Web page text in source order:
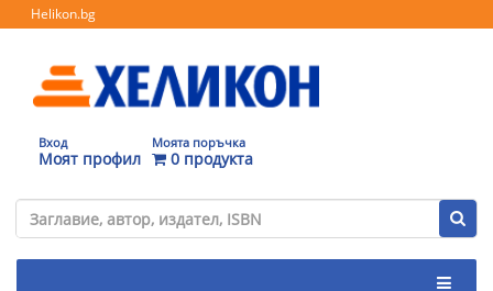
Helikon.bg
Вход
Моят профил
Моята поръчка
0 продукта